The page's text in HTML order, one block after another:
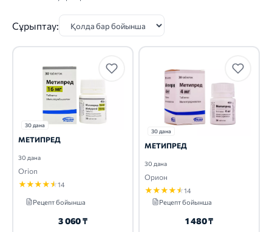
Сұрыптау:
30 дана
МЕТИПРЕД
30 дана
Orion
★★★★★14
Рецепт бойынша
3 060 ₸
30 дана
МЕТИПРЕД
30 дана
Орион
★★★★★14
Рецепт бойынша
1 480 ₸